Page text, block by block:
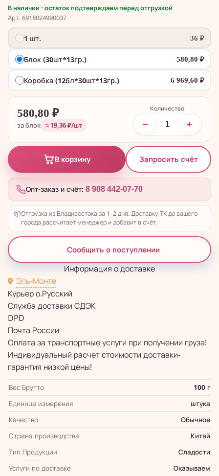
В наличии · остаток подтверждаем перед отгрузкой
Арт. 6918024990037
1 шт. 36 ₽
Блок (30шт*13гр.) 580,80 ₽
Коробка (12бл*30шт*13гр.) 6 969,60 ₽
580,80 ₽
за блок ≈ 19,36 ₽/шт
Количество
− +
В корзину Запросить счёт
Опт-заказ и счёт: 8 908 442-07-70
📦Отгрузка из Владивостока за 1–2 дня. Доставку ТК до вашего
города рассчитает менеджер и добавит в счёт.
Сообщить о поступлении
Информация о доставке
Эль-Монте
Курьер о.Русский
Служба доставки СДЭК
DPD
Почта России
Оплата за транспортные услуги при получении груза!
Индивидуальный расчет стоимости доставки-
гарантия низкой цены!
Вес Брутто
100 г
Единица измерения
штука
Качество
Обычное
Страна производства
Китай
Тип Продукции
Сладости
Услуги по доставке
Оказываем